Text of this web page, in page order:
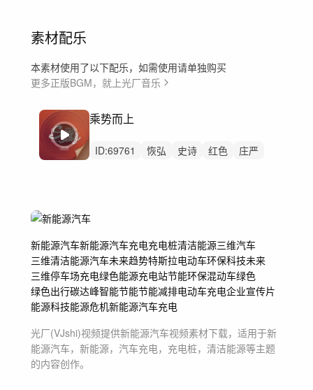
素材配乐
本素材使用了以下配乐，如需使用请单独购买
更多正版BGM，就上光厂音乐
乘势而上
ID:69761 恢弘 史诗 红色
庄严
新能源汽车新能源汽车充电充电桩清洁能源三维汽车
三维清洁能源汽车未来趋势特斯拉电动车环保科技未来
三维停车场充电绿色能源充电站节能环保混动车绿色
绿色出行碳达峰智能节能节能减排电动车充电企业宣传片
能源科技能源危机新能源汽车充电
光厂(VJshi)视频提供新能源汽车视频素材下载，适用于新
能源汽车，新能源，汽车充电，充电桩，清洁能源等主题
的内容创作。